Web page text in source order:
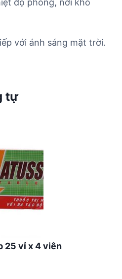
độ phòng, nơi khô
với ánh sáng mặt trời.
tự
25 vỉ x 4 viên